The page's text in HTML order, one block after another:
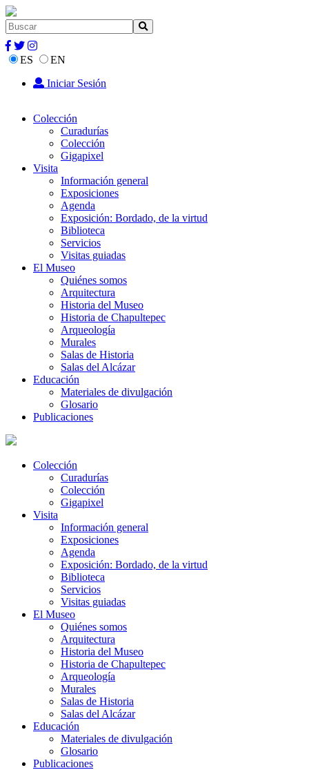
ES
EN
Iniciar Sesión
Colección
Curadurías
Colección
Gigapixel
Visita
Información general
Exposiciones
Agenda
Exposición: Bordado, de la virtud
Biblioteca
Servicios
Visitas guiadas
El Museo
Quiénes somos
Arquitectura
Historia del Museo
Historia de Chapultepec
Arqueología
Murales
Salas de Historia
Salas del Alcázar
Educación
Materiales de divulgación
Glosario
Publicaciones
Colección
Curadurías
Colección
Gigapixel
Visita
Información general
Exposiciones
Agenda
Exposición: Bordado, de la virtud
Biblioteca
Servicios
Visitas guiadas
El Museo
Quiénes somos
Arquitectura
Historia del Museo
Historia de Chapultepec
Arqueología
Murales
Salas de Historia
Salas del Alcázar
Educación
Materiales de divulgación
Glosario
Publicaciones